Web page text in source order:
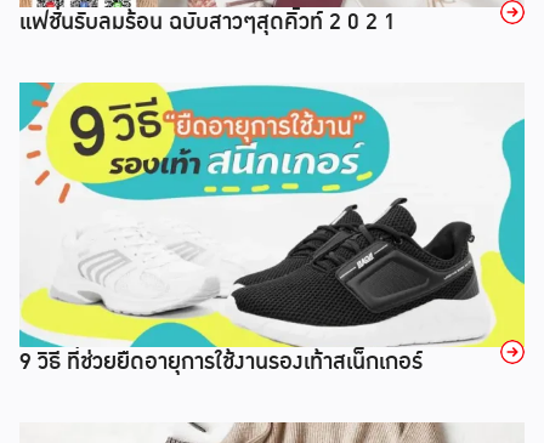
แฟชั่นรับลมร้อน ฉบับสาวๆสุดคิ้วท์ 2 0 2 1 →
9 วิธี ที่ช่วยยืดอายุการใช้งานรองเท้าสเน็กเกอร์ →